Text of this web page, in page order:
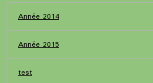
Année 2014
Année 2015
test